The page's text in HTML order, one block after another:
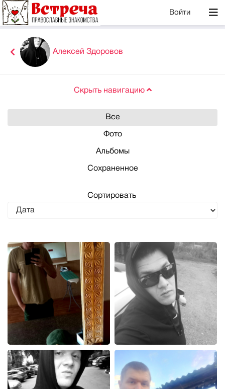
Войти
Алексей Здоровов
Скрыть навигацию
Все
Фото
Альбомы
Сохраненное
Сортировать